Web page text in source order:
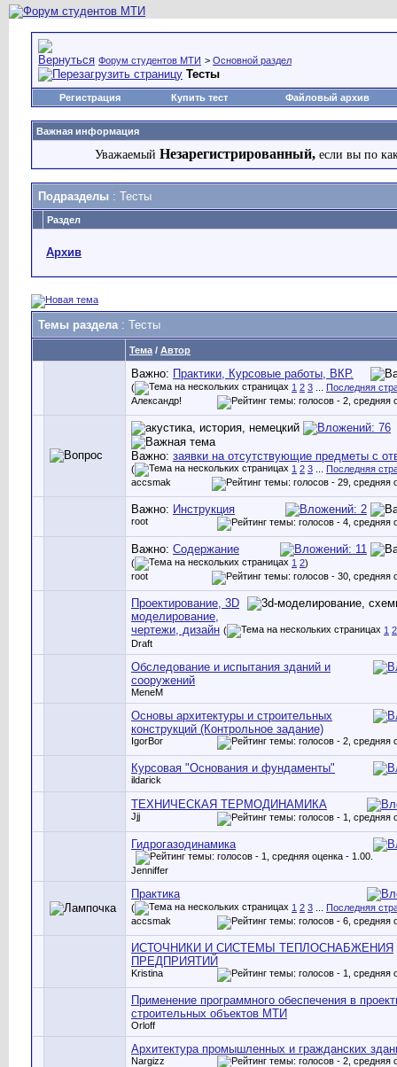
Форум студентов МТИ > Основной раздел
Тесты
Регистрация Купить тест Файловый архив
Важная информация
Уважаемый Незарегистрированный, если вы по
Подразделы : Тесты
Раздел
Архив
Темы раздела: Тесты
Тема / Автор
Важно: Практики, Курсовые работы, ВКР.
( 1 2 3
Последняя
Александр!
Важно: заявки на отсутствующие предметы с
( 1 2 3
Последняя
accsmak
Важно: Инструкция
root
Важно: Содержание
( 1 2)
root
Проектирование, 3D
моделирование,
чертежи, дизайн ( 1 2
Draft
Обследование и испытания зданий и
сооружений
MeneM
Основы архитектуры и строительных
конструкций (Контрольное задание)
IgorBor
Курсовая "Основания и фундаменты"
ildarick
ТЕХНИЧЕСКАЯ ТЕРМОДИНАМИКА
Jjj
Гидрогазодинамика
Jenniffer
Практика
( 1 2 3
Последняя
accsmak
ИСТОЧНИКИ И СИСТЕМЫ ТЕПЛОСНАБЖЕНИЯ
ПРЕДПРИЯТИЙ
Kristina
Применение программного обеспечения в
строительных объектов МТИ
Orloff
Архитектура промышленных и гражданских
Nargizz